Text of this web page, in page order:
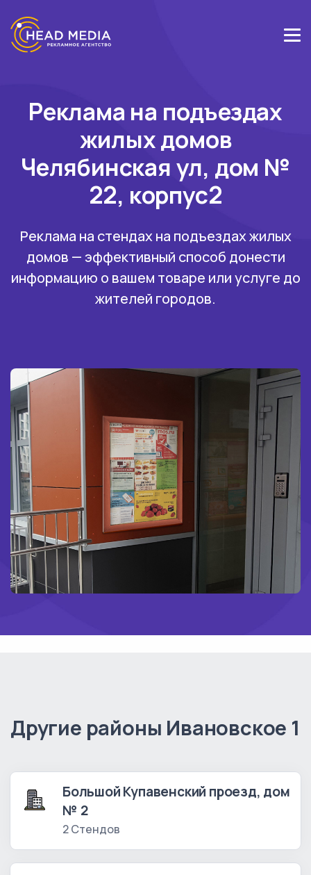
Реклама на подъездах
жилых домов
Челябинская ул, дом №
22, корпус2
Реклама на стендах на подъездах жилых
домов — эффективный способ донести
информацию о вашем товаре или услуге до
жителей городов.
Другие районы Ивановское 1
Большой Купавенский проезд, дом
№ 2
2 Стендов